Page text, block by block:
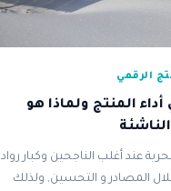
الرقمي
المنتج ولماذا هو
عند أغلب الناجحين وكبار رواد
المصادر و التحسين, ولذلك